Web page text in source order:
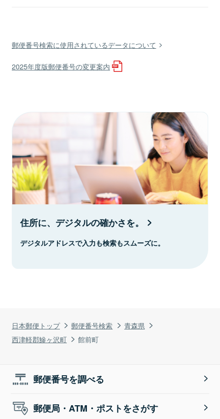
日本郵便トップ 郵便番号検索
青森県
西津軽郡鰺ヶ沢町
館前町
郵便番号検索に使用されているデータについて
2025年度版郵便番号の変更案内
住所に、デジタルの確かさを。
デジタルアドレスで入力も検索もスムーズに。
郵便番号を調べる
郵便局・ATM・ポストをさがす